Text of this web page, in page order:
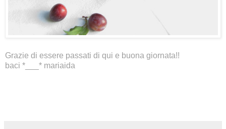
Grazie di essere passati di qui e buona giornata!!
baci *___* mariaida